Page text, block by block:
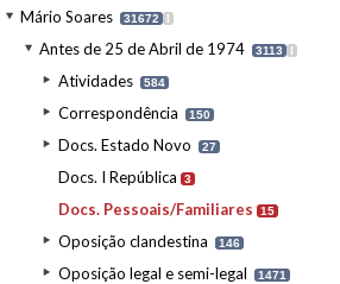
Mário Soares 31672 I
Antes de 25 de Abril de 1974 3113 I
Atividades 584
Correspondência 150
Docs. Estado Novo 27
Docs. I República 3
Docs. Pessoais/Familiares 15
Oposição clandestina 146
Oposição legal e semi-legal 1471